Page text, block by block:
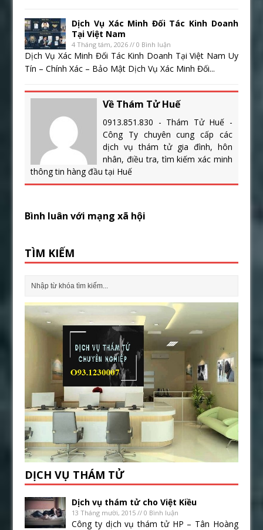
Dịch Vụ Xác Minh Đối Tác Kinh Doanh
Tại Việt Nam
4 Tháng tám, 2026 // 0 Bình luận
Dịch Vụ Xác Minh Đối Tác Kinh Doanh Tại Việt Nam Uy
Tín – Chính Xác – Bảo Mật Dịch Vụ Xác Minh Đối...
Về Thám Tử Huế
0913.851.830 - Thám Tử Huế -
Công Ty chuyên cung cấp các
dịch vụ thám tử gia đình, hôn
nhân, điều tra, tìm kiếm xác minh
thông tin hàng đầu tại Huế
Bình luân với mạng xã hội
TÌM KIẾM
DỊCH VỤ THÁM TỬ
Dịch vụ thám tử cho Việt Kiều
13 Tháng mười, 2015 // 0 Bình luận
Công ty dịch vụ thám tử HP – Tân Hoàng